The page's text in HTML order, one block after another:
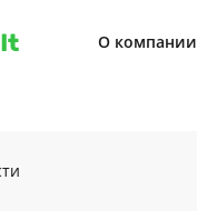
О компании